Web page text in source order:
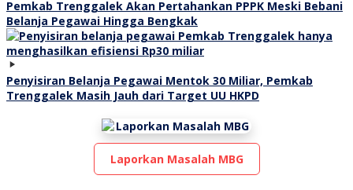
Pemkab Trenggalek Akan Pertahankan PPPK Meski Bebani
Belanja Pegawai Hingga Bengkak
Penyisiran Belanja Pegawai Mentok 30 Miliar, Pemkab
Trenggalek Masih Jauh dari Target UU HKPD
Laporkan Masalah MBG